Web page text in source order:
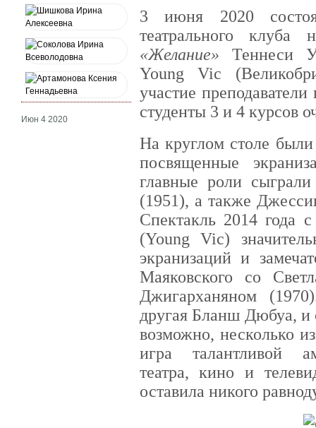
Июн 4 2020
3 июня 2020
театрального
«Желание» Теннеси
Young Vic
участие
студенты 3 и 4 курсов
На круглом столе
посвященные
главные роли
(1951), а также
Спектакль 2014 года
(Young Vic)
экранизаций и
Маяковского со
Джигарханяном
другая Бланш Дюбуа, и
возможно, несколько
игра талантливой
театра, кино и
оставила никого